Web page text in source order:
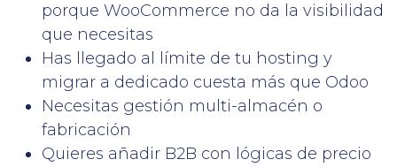
porque WooCommerce no da la visibilidad
que necesitas
Has llegado al límite de tu hosting y
migrar a dedicado cuesta más que Odoo
Necesitas gestión multi-almacén o
fabricación
Quieres añadir B2B con lógicas de precio